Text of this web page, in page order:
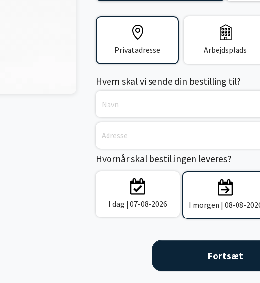
Privatadresse Arbejdsplads
Hvem skal vi sende din bestilling til?
Hvornår skal bestillingen leveres?
I dag | 07-08-2026 I morgen | 08-08-